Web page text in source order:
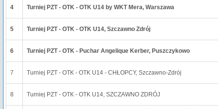
4 Turniej PZT - OTK - OTK U14 by WKT Mera, Warszawa
5 Turniej PZT - OTK - OTK U14, Szczawno Zdrój
6 Turniej PZT - OTK - Puchar Angelique Kerber, Puszczykowo
7 Turniej PZT - OTK - OTK U14 - CHŁOPCY, Szczawno-Zdrój
8 Turniej PZT - OTK - OTK U14, SZCZAWNO ZDRÓJ